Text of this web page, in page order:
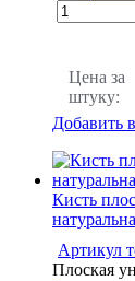
Цена за
штуку:
Добавить
Кисть
Артикул
Плоская